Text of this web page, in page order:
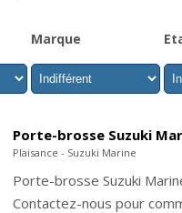
Marque
Porte-brosse Suzuki
Plaisance - Suzuki Marine
Porte-brosse Suzuki
Contactez-nous pour